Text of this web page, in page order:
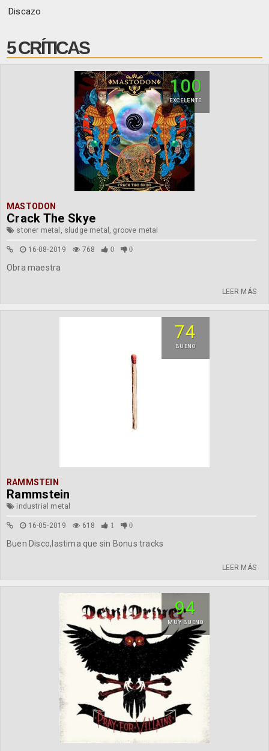
Discazo
5 CRÍTICAS
100
EXCELENTE
MASTODON
Crack The Skye
stoner metal, sludge metal, groove metal
16-08-2019 768 0 0
Obra maestra
LEER MÁS
74
BUENO
RAMMSTEIN
Rammstein
industrial metal
16-05-2019 618 1 0
Buen Disco,lastima que sin Bonus tracks
LEER MÁS
94
MUY BUENO